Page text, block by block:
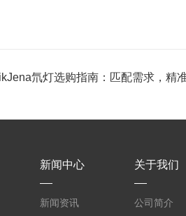
氘灯选购指南：匹配需求，精
新闻中心
新闻资讯
关于我们
公司简介